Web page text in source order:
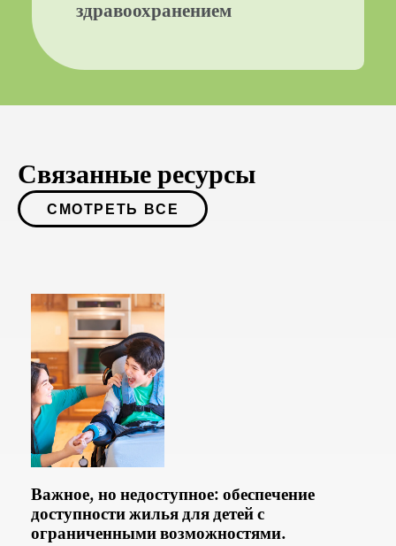
здравоохранением
Связанные ресурсы
СМОТРЕТЬ ВСЕ
Важное, но недоступное: обеспечение
доступности жилья для детей с
ограниченными возможностями.